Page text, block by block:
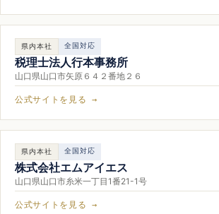
県内本社 全国対応
税理士法人行本事務所
山口県山口市矢原６４２番地２６
公式サイトを見る →
県内本社 全国対応
株式会社エムアイエス
山口県山口市糸米一丁目1番21-1号
公式サイトを見る →